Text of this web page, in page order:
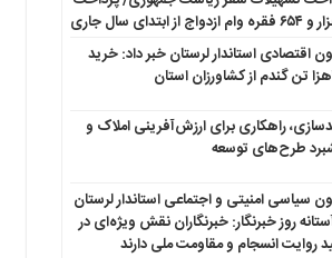
اقتصادی استاندار لرستان خبر داد: خرید
راهکاری برای ارزش‌آفرینی املاک و
طرح‌های توسعه
سیاسی امنیتی و اجتماعی استاندار لرستان
روز خبرنگار: خبرنگاران نقش ویژه‌ای در
روایت انسجام و مقاومت ملی دارند